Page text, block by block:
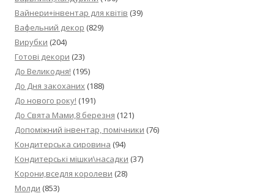
Вайнери+інвентар для квітів (39)
Вафельний декор (829)
Вирубки (204)
Готові декори (23)
До Великодня! (195)
До Дня закоханих (188)
До нового року! (191)
До Свята Мами,8 березня (121)
Допоміжний інвентар, помічники (76)
Кондитерська сировина (94)
Кондитерські мішки\насадки (37)
Корони,вседля королеви (28)
Молди (853)